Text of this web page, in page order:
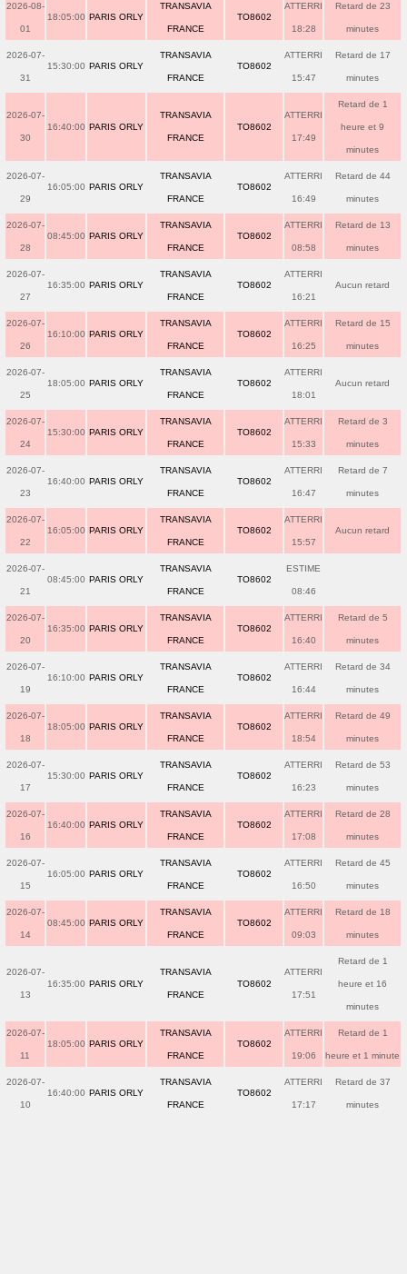
2026-08-
01
18:05:00 PARIS ORLY
TRANSAVIA
FRANCE
TO8602
ATTERRI
18:28
Retard de 23
minutes
2026-07-
31
15:30:00 PARIS ORLY
TRANSAVIA
FRANCE
TO8602
ATTERRI
15:47
Retard de 17
minutes
2026-07-
30
16:40:00 PARIS ORLY
TRANSAVIA
FRANCE
TO8602
ATTERRI
17:49
Retard de 1
heure et 9
minutes
2026-07-
29
16:05:00 PARIS ORLY
TRANSAVIA
FRANCE
TO8602
ATTERRI
16:49
Retard de 44
minutes
2026-07-
28
08:45:00 PARIS ORLY
TRANSAVIA
FRANCE
TO8602
ATTERRI
08:58
Retard de 13
minutes
2026-07-
27
16:35:00 PARIS ORLY
TRANSAVIA
FRANCE
TO8602
ATTERRI
16:21
Aucun retard
2026-07-
26
16:10:00 PARIS ORLY
TRANSAVIA
FRANCE
TO8602
ATTERRI
16:25
Retard de 15
minutes
2026-07-
25
18:05:00 PARIS ORLY
TRANSAVIA
FRANCE
TO8602
ATTERRI
18:01
Aucun retard
2026-07-
24
15:30:00 PARIS ORLY
TRANSAVIA
FRANCE
TO8602
ATTERRI
15:33
Retard de 3
minutes
2026-07-
23
16:40:00 PARIS ORLY
TRANSAVIA
FRANCE
TO8602
ATTERRI
16:47
Retard de 7
minutes
2026-07-
22
16:05:00 PARIS ORLY
TRANSAVIA
FRANCE
TO8602
ATTERRI
15:57
Aucun retard
2026-07-
21
08:45:00 PARIS ORLY
TRANSAVIA
FRANCE
TO8602
ESTIME
08:46
2026-07-
20
16:35:00 PARIS ORLY
TRANSAVIA
FRANCE
TO8602
ATTERRI
16:40
Retard de 5
minutes
2026-07-
19
16:10:00 PARIS ORLY
TRANSAVIA
FRANCE
TO8602
ATTERRI
16:44
Retard de 34
minutes
2026-07-
18
18:05:00 PARIS ORLY
TRANSAVIA
FRANCE
TO8602
ATTERRI
18:54
Retard de 49
minutes
2026-07-
17
15:30:00 PARIS ORLY
TRANSAVIA
FRANCE
TO8602
ATTERRI
16:23
Retard de 53
minutes
2026-07-
16
16:40:00 PARIS ORLY
TRANSAVIA
FRANCE
TO8602
ATTERRI
17:08
Retard de 28
minutes
2026-07-
15
16:05:00 PARIS ORLY
TRANSAVIA
FRANCE
TO8602
ATTERRI
16:50
Retard de 45
minutes
2026-07-
14
08:45:00 PARIS ORLY
TRANSAVIA
FRANCE
TO8602
ATTERRI
09:03
Retard de 18
minutes
2026-07-
13
16:35:00 PARIS ORLY
TRANSAVIA
FRANCE
TO8602
ATTERRI
17:51
Retard de 1
heure et 16
minutes
2026-07-
11
18:05:00 PARIS ORLY
TRANSAVIA
FRANCE
TO8602
ATTERRI
19:06
Retard de 1
heure et 1 minute
2026-07-
10
16:40:00 PARIS ORLY
TRANSAVIA
FRANCE
TO8602
ATTERRI
17:17
Retard de 37
minutes